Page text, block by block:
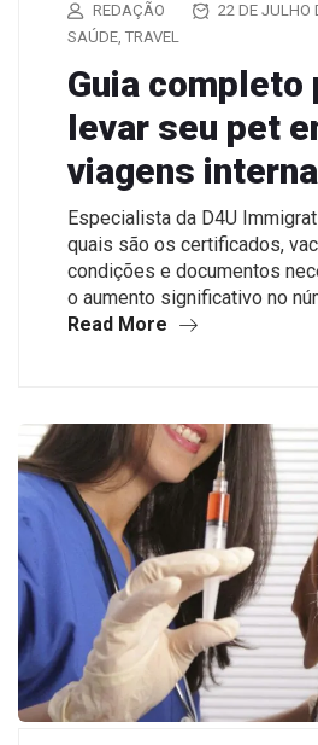
REDAÇÃO
22 DE JULHO
SAÚDE, TRAVEL
Guia completo
levar seu pet
viagens
Especialista da D4U
quais são os certificados,
condições e documentos
o aumento significativo no
Read More